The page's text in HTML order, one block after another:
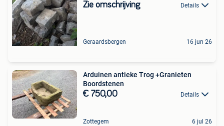
Zie omschrijving Details
Geraardsbergen 16 jun 26
Arduinen antieke Trog +Granieten
Boordstenen
€ 750,00 Details
Zottegem 6 jul 26